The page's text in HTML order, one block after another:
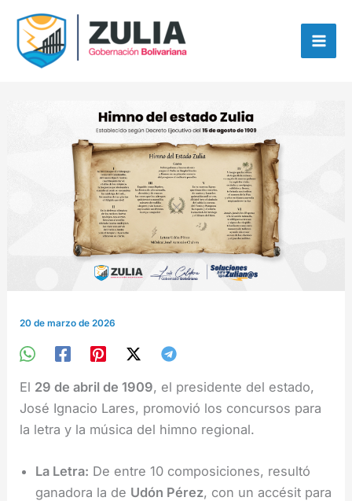
contenido
contenido
20 de marzo de 2026
El 29 de abril de 1909, el presidente del estado,
José Ignacio Lares, promovió los concursos para
la letra y la música del himno regional.
La Letra: De entre 10 composiciones, resultó
ganadora la de Udón Pérez, con un accésit para